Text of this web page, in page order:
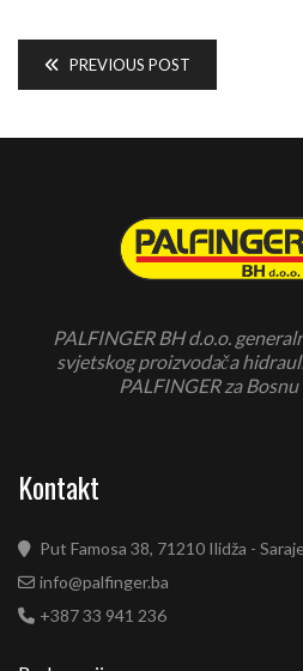
PREVIOUS POST
PALFINGER BH d.o.o.
svjetskog proizvodača
PALFINGER za
Kontakt
Put Famosa 38, 71210 Ilidža -
info@palfinger.ba
+387 33 941 236